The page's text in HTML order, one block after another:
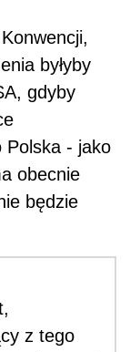
byłyby
gdyby
Polska - jako
obecnie
będzie
z tego